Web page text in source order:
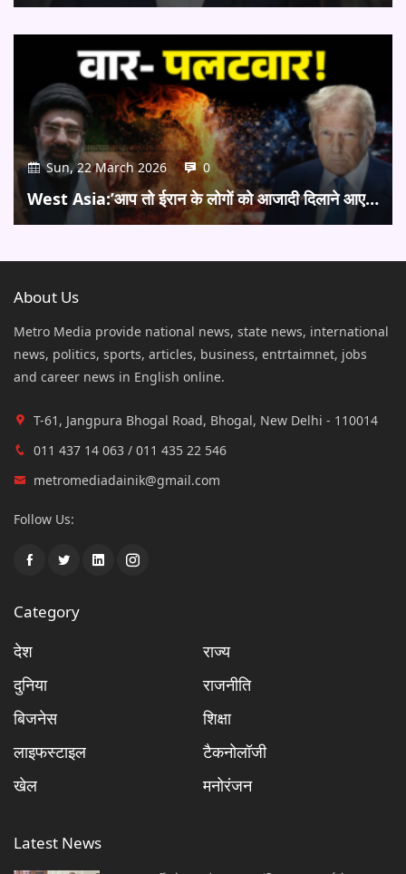
Sun, 22 March 2026 0
West Asia:’आप तो ईरान के लोगों को आजादी दिलाने आए…
About Us
Metro Media provide national news, state news, international
news, politics, sports, articles, business, entrtaimnet, jobs
and career news in English online.
T-61, Jangpura Bhogal Road, Bhogal, New Delhi - 110014
011 437 14 063 / 011 435 22 546
metromediadainik@gmail.com
Follow Us:
Category
देश
राज्य
दुनिया
राजनीति
बिजनेस
शिक्षा
लाइफस्टाइल
टैकनोलॉजी
खेल
मनोरंजन
Latest News